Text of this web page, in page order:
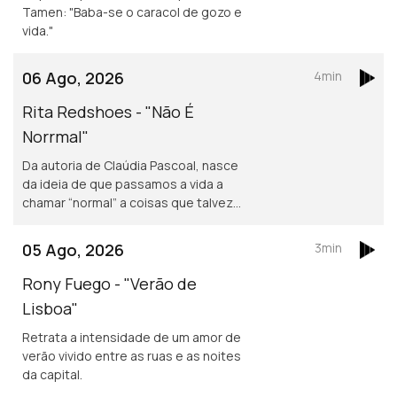
Tamen: "Baba-se o caracol de gozo e
vida."
06 Ago, 2026
Rita Redshoes - "Não É
Norrmal"
Da autoria de Claúdia Pascoal, nasce
da ideia de que passamos a vida a
chamar “normal” a coisas que talvez
4min
05 Ago, 2026
Rony Fuego - "Verão de
Lisboa"
Retrata a intensidade de um amor de
verão vivido entre as ruas e as noites
da capital.
3min